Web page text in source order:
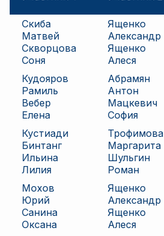
Скиба
Матвей
Скворцова
Соня
Ященко
Александр
Ященко
Алеся
Кудояров
Рамиль
Вебер
Елена
Абрамян
Антон
Мацкевич
София
Кустиади
Бинтанг
Ильина
Лилия
Трофимова
Маргарита
Шульгин
Роман
Мохов
Юрий
Санина
Оксана
Ященко
Александр
Ященко
Алеся